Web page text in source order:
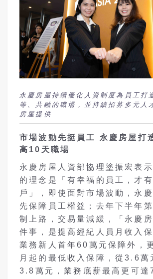
永慶房屋持續優化人資制度為員工打
等、共融的職場，並持續招募多元人
房屋提供
市場波動先挺員工 永慶房屋打
高10天職場
永慶房屋人資部協理塗振宏表
的理念是「有幸福的員工，才
戶」，即使面對市場波動，永
先保障員工權益；去年下半年
制上路，交易量減緩，「永慶
件事，是提高經紀人員月收入
業務新人首年60萬元保障外，
月起的最低收入保障，從3.6萬
3.8萬元，業務底薪最高更可達